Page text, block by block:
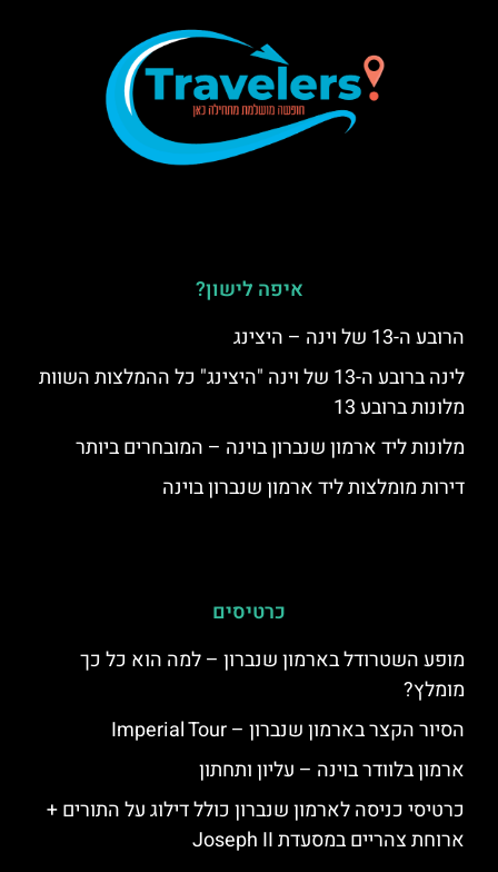
איפה לישון?
הרובע ה-13 של וינה – היצינג
לינה ברובע ה-13 של וינה "היצינג" כל ההמלצות השוות
מלונות ברובע 13
מלונות ליד ארמון שנברון בוינה – המובחרים ביותר
דירות מומלצות ליד ארמון שנברון בוינה
כרטיסים
מופע השטרודל בארמון שנברון – למה הוא כל כך
מומלץ?
הסיור הקצר בארמון שנברון – Imperial Tour
ארמון בלוודר בוינה – עליון ותחתון
כרטיסי כניסה לארמון שנברון כולל דילוג על התורים +
ארוחת צהריים במסעדת Joseph II